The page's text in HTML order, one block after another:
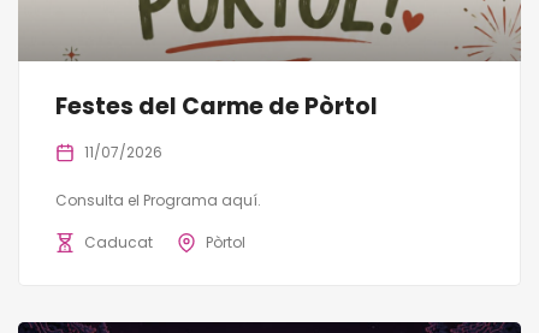
Festes del Carme de Pòrtol
11/07/2026
Consulta el Programa aquí.
Caducat Pòrtol